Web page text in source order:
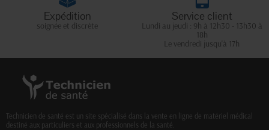
Expédition
soignée et discrète
Service client
Lundi au jeudi : 9h à 12h30 - 13h30 à
18h
Le vendredi jusqu'à 17h
Technicien de santé est un site spécialisé dans la vente en ligne de matériel médical
destiné aux particuliers et aux professionnels de la santé.